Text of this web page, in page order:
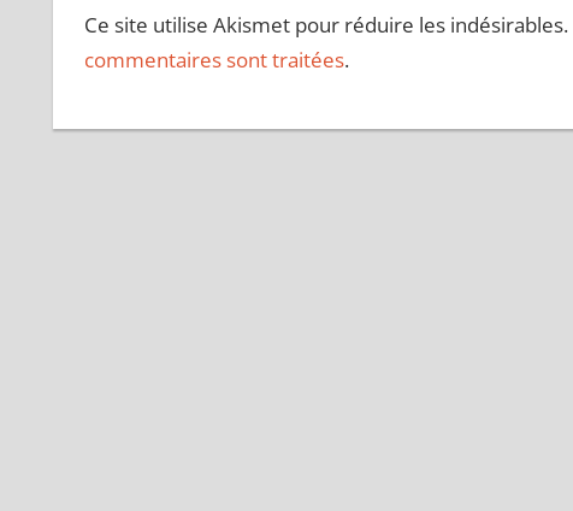
Ce site utilise Akismet pour réduire les indésirables.
commentaires sont traitées.